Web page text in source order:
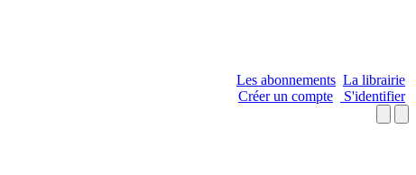
Les abonnements La librairie
Créer un compte
S'identifier